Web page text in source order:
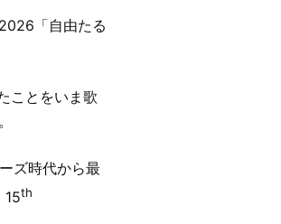
「自由たる
ことをいま歌
ズ時代から最
15th